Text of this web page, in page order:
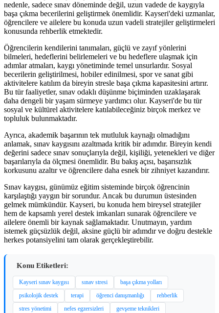
nedenle, sadece sınav döneminde değil, uzun vadede de kaygıyla
başa çıkma becerilerini geliştirmek önemlidir. Kayseri'deki uzmanlar,
öğrencilere ve ailelere bu konuda uzun vadeli stratejiler geliştirmeleri
konusunda rehberlik etmektedir.
Öğrencilerin kendilerini tanımaları, güçlü ve zayıf yönlerini
bilmeleri, hedeflerini belirlemeleri ve bu hedeflere ulaşmak için
adımlar atmaları, kaygı yönetiminde temel unsurlardır. Sosyal
becerilerin geliştirilmesi, hobiler edinilmesi, spor ve sanat gibi
aktivitelere katılım da bireyin stresle başa çıkma kapasitesini artırır.
Bu tür faaliyetler, sınav odaklı düşünme biçiminden uzaklaşarak
daha dengeli bir yaşam sürmeye yardımcı olur. Kayseri'de bu tür
sosyal ve kültürel aktivitelere katılabileceğiniz birçok merkez ve
topluluk bulunmaktadır.
Ayrıca, akademik başarının tek mutluluk kaynağı olmadığını
anlamak, sınav kaygısını azaltmada kritik bir adımdır. Bireyin kendi
değerini sadece sınav sonuçlarıyla değil, kişiliği, yetenekleri ve diğer
başarılarıyla da ölçmesi önemlidir. Bu bakış açısı, başarısızlık
korkusunu azaltır ve öğrencilere daha esnek bir zihniyet kazandırır.
Sınav kaygısı, günümüz eğitim sisteminde birçok öğrencinin
karşılaştığı yaygın bir sorundur. Ancak bu durumun üstesinden
gelmek mümkündür. Kayseri, bu konuda hem bireysel stratejiler
hem de kapsamlı yerel destek imkanları sunarak öğrencilere ve
ailelere önemli bir kaynak sağlamaktadır. Unutmayın, yardım
istemek güçsüzlük değil, aksine güçlü bir adımdır ve doğru destekle
herkes potansiyelini tam olarak gerçekleştirebilir.
Konu Etiketleri:
Kayseri sınav kaygısı sınav stresi
başa çıkma yolları
psikolojik destek
terapi öğrenci danışmanlığı
rehberlik
stres yönetimi
nefes egzersizleri
gevşeme teknikleri